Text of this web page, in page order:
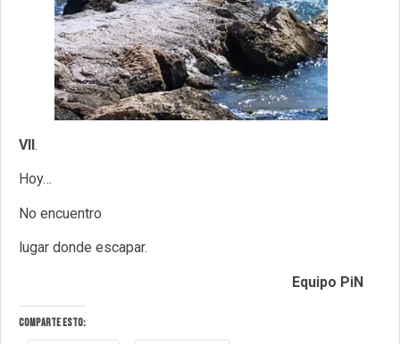
VII.
Hoy…
No encuentro
lugar donde escapar.
Equipo PiN
Comparte esto: